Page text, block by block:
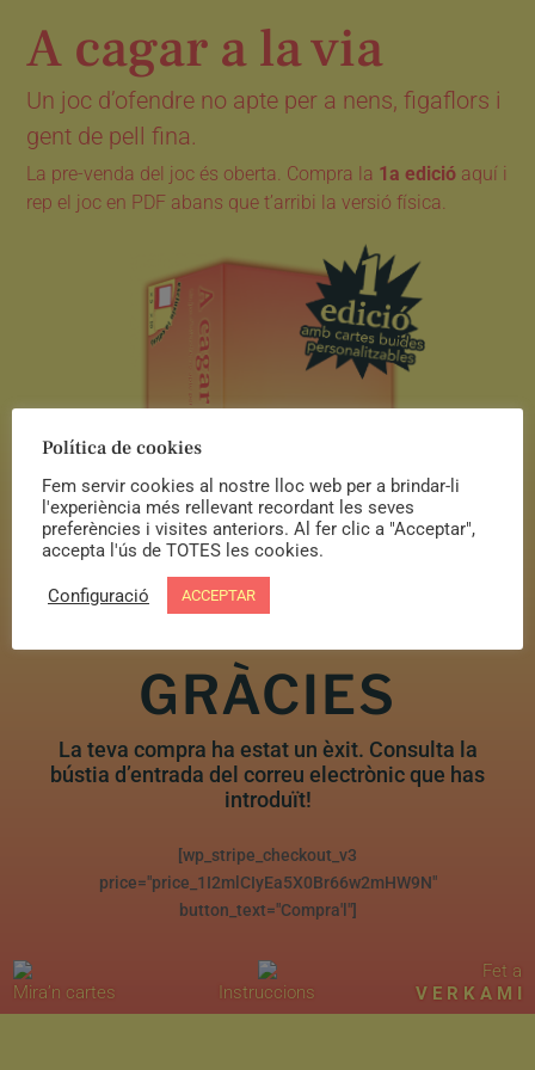
A cagar a la via
Un joc d’ofendre no apte per a nens, figaflors i
gent de pell fina.
La pre-venda del joc és oberta. Compra la 1a edició aquí i
rep el joc en PDF abans que t’arribi la versió física.
GRÀCIES
La teva compra ha estat un èxit. Consulta la
bústia d’entrada del correu electrònic que has
introduït!
[wp_stripe_checkout_v3
price="price_1I2mlCIyEa5X0Br66w2mHW9N"
button_text="Compra'l"]
Mira’n cartes Instruccions
Fet a
V E R K A M I
Política de cookies
Fem servir cookies al nostre lloc web per a brindar-li
l'experiència més rellevant recordant les seves
preferències i visites anteriors. Al fer clic a "Acceptar",
accepta l'ús de TOTES les cookies.
Configuració ACCEPTAR